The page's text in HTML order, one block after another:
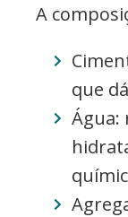
A
que
Água: